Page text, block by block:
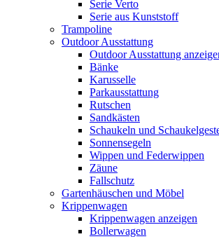
Serie Verto
Serie aus Kunststoff
Trampoline
Outdoor Ausstattung
Outdoor Ausstattung
Bänke
Karusselle
Parkausstattung
Rutschen
Sandkästen
Schaukeln und
Sonnensegeln
Wippen und Federwippen
Zäune
Fallschutz
Gartenhäuschen und Möbel
Krippenwagen
Krippenwagen anzeigen
Bollerwagen